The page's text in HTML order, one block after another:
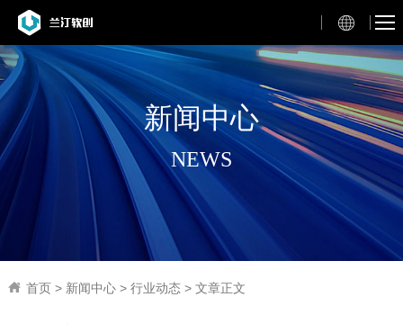
新闻中心
NEWS
首页> 新闻中心> 行业动态> 文章正文